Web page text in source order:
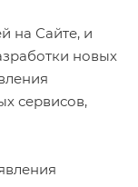
на Сайте, и
новых
сервисов,